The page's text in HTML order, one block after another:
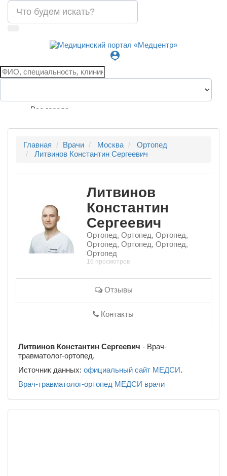
person_pin
Все города
Главная Врачи Москва
Ортопед
Литвинов Константин Сергеевич
Литвинов
Константин
Сергеевич
Ортопед, Ортопед, Ортопед,
Ортопед, Ортопед, Ортопед,
Ортопед
16 просмотров
Отзывы
Контакты
Литвинов Константин Сергеевич - Врач-
травматолог-ортопед.
Источник данных: официальный сайт МЕДСИ.
Врач-травматолог-ортопед МЕДСИ врачи